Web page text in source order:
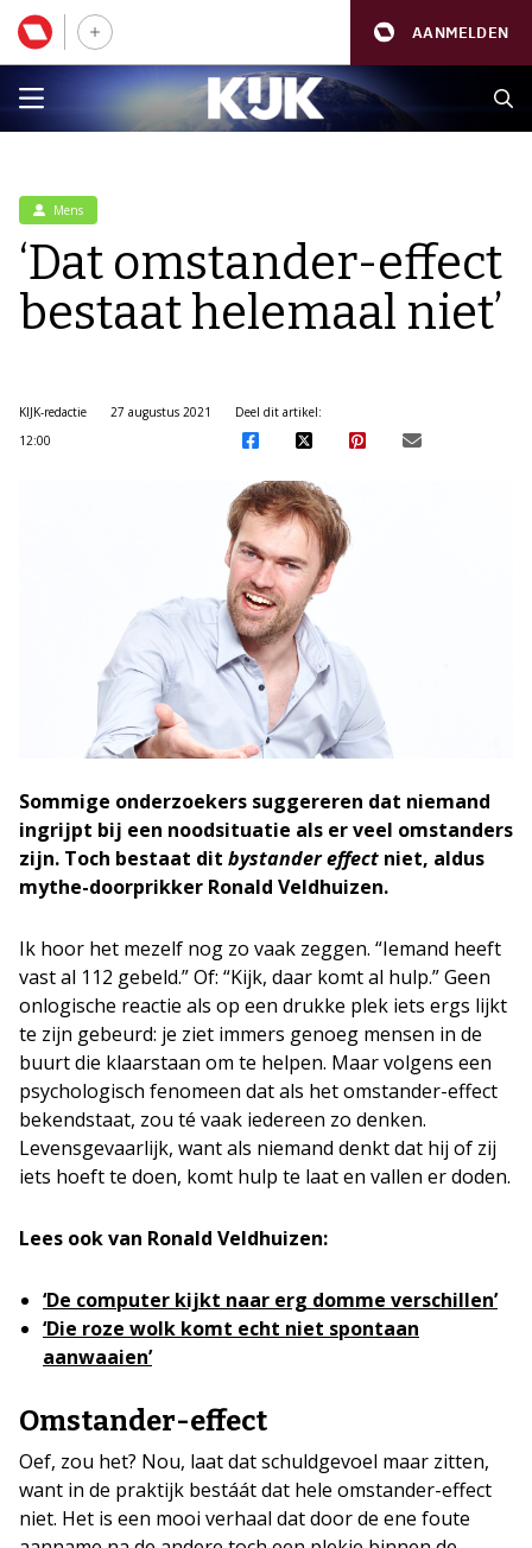
AANMELDEN
Mens
‘Dat omstander-effect
bestaat helemaal niet’
KIJK-redactie
27 augustus 2021
12:00
Deel dit artikel:
Sommige onderzoekers suggereren dat niemand
ingrijpt bij een noodsituatie als er veel omstanders
zijn. Toch bestaat dit bystander effect niet, aldus
mythe-doorprikker Ronald Veldhuizen.
Ik hoor het mezelf nog zo vaak zeggen. “Iemand heeft
vast al 112 gebeld.” Of: “Kijk, daar komt al hulp.” Geen
onlogische reactie als op een drukke plek iets ergs lijkt
te zijn gebeurd: je ziet immers genoeg mensen in de
buurt die klaarstaan om te helpen. Maar volgens een
psychologisch fenomeen dat als het omstander-effect
bekendstaat, zou té vaak iedereen zo denken.
Levensgevaarlijk, want als niemand denkt dat hij of zij
iets hoeft te doen, komt hulp te laat en vallen er doden.
Lees ook van Ronald Veldhuizen:
‘De computer kijkt naar erg domme verschillen’
‘Die roze wolk komt echt niet spontaan
aanwaaien’
Omstander-effect
Oef, zou het? Nou, laat dat schuldgevoel maar zitten,
want in de praktijk bestáát dat hele omstander-effect
niet. Het is een mooi verhaal dat door de ene foute